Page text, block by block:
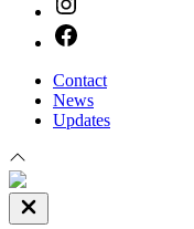
Contact
News
Updates
Close
Off